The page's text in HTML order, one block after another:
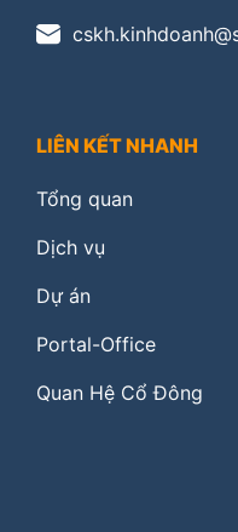
LIÊN KẾT NHANH
Tổng quan
Dịch vụ
Dự án
Portal-Office
Quan Hệ Cổ Đông